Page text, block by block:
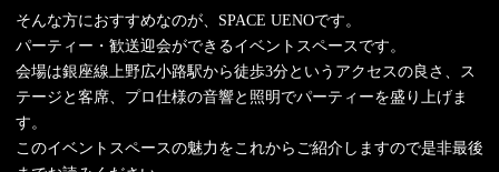
そんな方におすすめなのが、SPACE UENOです。
パーティー・歓送迎会ができるイベントスペースです。
会場は銀座線上野広小路駅から徒歩3分というアクセスの良さ、ス
テージと客席、プロ仕様の音響と照明でパーティーを盛り上げま
す。
このイベントスペースの魅力をこれからご紹介しますので是非最後